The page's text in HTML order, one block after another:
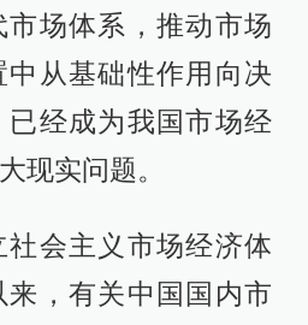
场体系，推动市场
从基础性作用向决
经成为我国市场经
现实问题。
社会主义市场经济体
，有关中国国内市